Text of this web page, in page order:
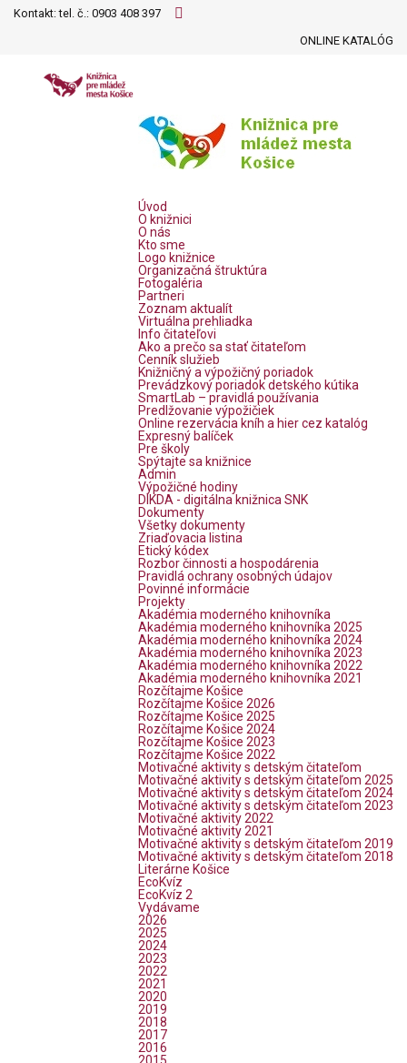
Kontakt: tel. č.: 0903 408 397
ONLINE KATALÓG
Úvod
O knižnici
O nás
Kto sme
Logo knižnice
Organizačná štruktúra
Fotogaléria
Partneri
Zoznam aktualít
Virtuálna prehliadka
Info čitateľovi
Ako a prečo sa stať čitateľom
Cenník služieb
Knižničný a výpožičný poriadok
Prevádzkový poriadok detského kútika
SmartLab – pravidlá používania
Predlžovanie výpožičiek
Online rezervácia kníh a hier cez katalóg
Expresný balíček
Pre školy
Spýtajte sa knižnice
Admin
Výpožičné hodiny
DIKDA - digitálna knižnica SNK
Dokumenty
Všetky dokumenty
Zriaďovacia listina
Etický kódex
Rozbor činnosti a hospodárenia
Pravidlá ochrany osobných údajov
Povinné informácie
Projekty
Akadémia moderného knihovníka
Akadémia moderného knihovníka 2025
Akadémia moderného knihovníka 2024
Akadémia moderného knihovníka 2023
Akadémia moderného knihovníka 2022
Akadémia moderného knihovníka 2021
Rozčítajme Košice
Rozčítajme Košice 2026
Rozčítajme Košice 2025
Rozčítajme Košice 2024
Rozčítajme Košice 2023
Rozčítajme Košice 2022
Motivačné aktivity s detským čitateľom
Motivačné aktivity s detským čitateľom 2025
Motivačné aktivity s detským čitateľom 2024
Motivačné aktivity s detským čitateľom 2023
Motivačné aktivity 2022
Motivačné aktivity 2021
Motivačné aktivity s detským čitateľom 2019
Motivačné aktivity s detským čitateľom 2018
Literárne Košice
EcoKvíz
EcoKvíz 2
Vydávame
2026
2025
2024
2023
2022
2021
2020
2019
2018
2017
2016